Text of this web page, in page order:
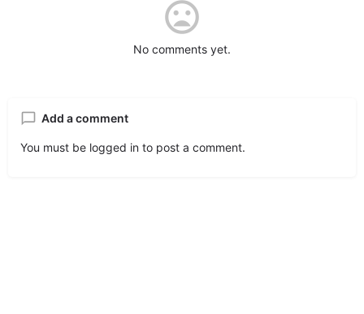
No comments yet.
Add a comment
You must be logged in to post a comment.